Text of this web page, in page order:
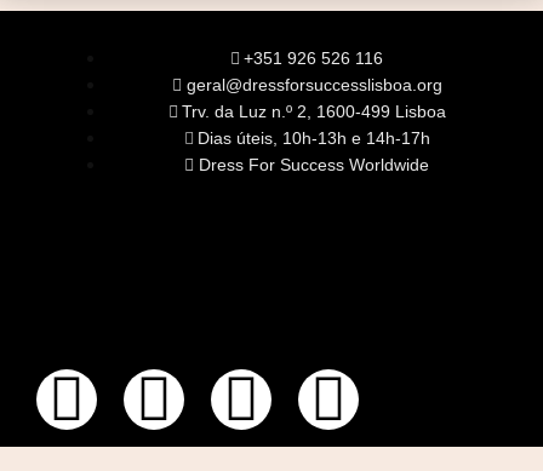
+351 926 526 116
geral@dressforsuccesslisboa.org
Trv. da Luz n.º 2, 1600-499 Lisboa
Dias úteis, 10h-13h e 14h-17h
Dress For Success Worldwide